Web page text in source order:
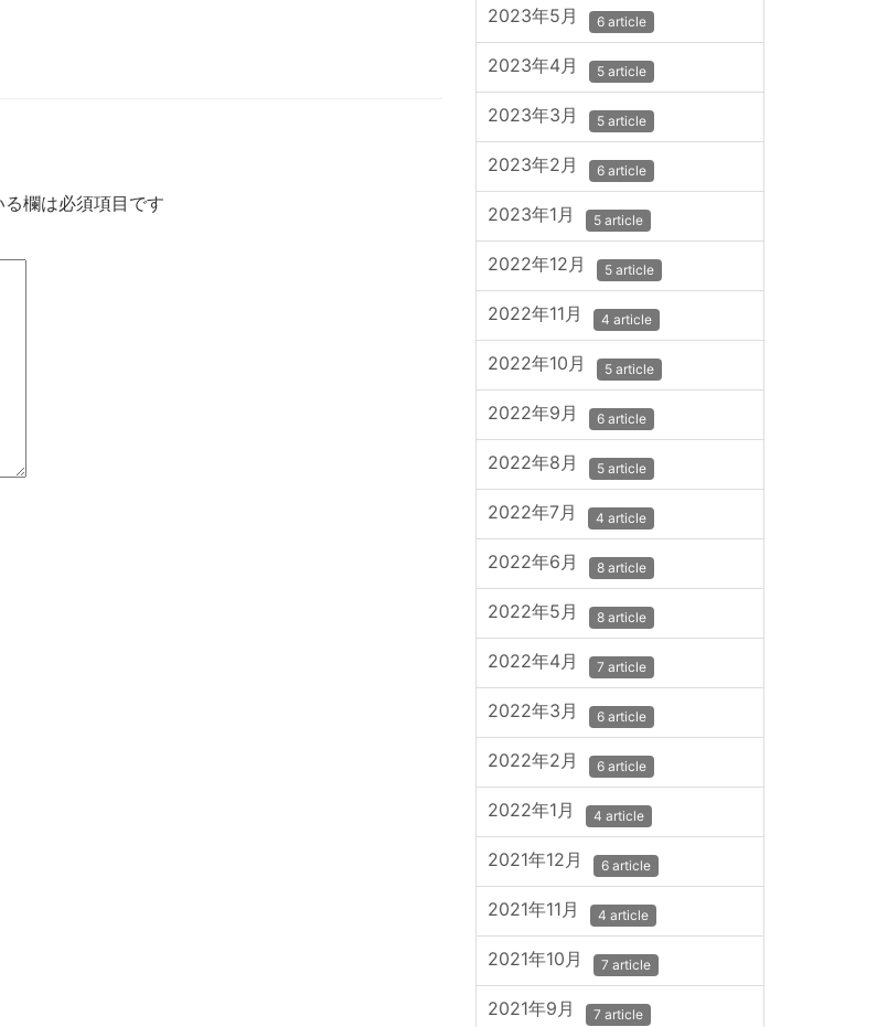
る欄は必須項目です
2023年5月 6 article
2023年4月 5 article
2023年3月 5 article
2023年2月 6 article
2023年1月 5 article
2022年12月 5 article
2022年11月 4 article
2022年10月 5 article
2022年9月 6 article
2022年8月 5 article
2022年7月 4 article
2022年6月 8 article
2022年5月 8 article
2022年4月 7 article
2022年3月 6 article
2022年2月 6 article
2022年1月 4 article
2021年12月 6 article
2021年11月 4 article
2021年10月 7 article
2021年9月 7 article